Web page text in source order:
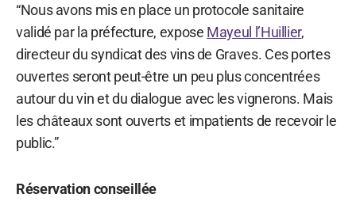
“Nous avons mis en place un protocole sanitaire
validé par la préfecture, expose Mayeul l’Huillier,
directeur du syndicat des vins de Graves. Ces portes
ouvertes seront peut-être un peu plus concentrées
autour du vin et du dialogue avec les vignerons. Mais
les châteaux sont ouverts et impatients de recevoir le
public.”
Réservation conseillée